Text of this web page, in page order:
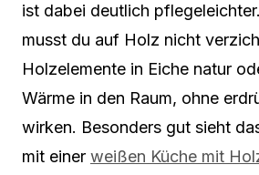
ist dabei deutlich
musst du auf Holz nicht
Holzelemente in Eiche natur
Wärme in den Raum, ohne
wirken. Besonders gut sieht
mit einer weißen Küche mit